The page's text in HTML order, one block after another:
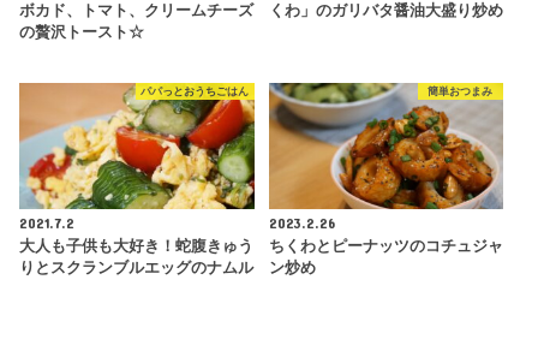
ボカド、トマト、クリームチーズ
の贅沢トースト☆
くわ」のガリバタ醤油大盛り炒め
パパっとおうちごはん
2021.7.2
大人も子供も大好き！蛇腹きゅう
りとスクランブルエッグのナムル
簡単おつまみ
2023.2.26
ちくわとピーナッツのコチュジャ
ン炒め